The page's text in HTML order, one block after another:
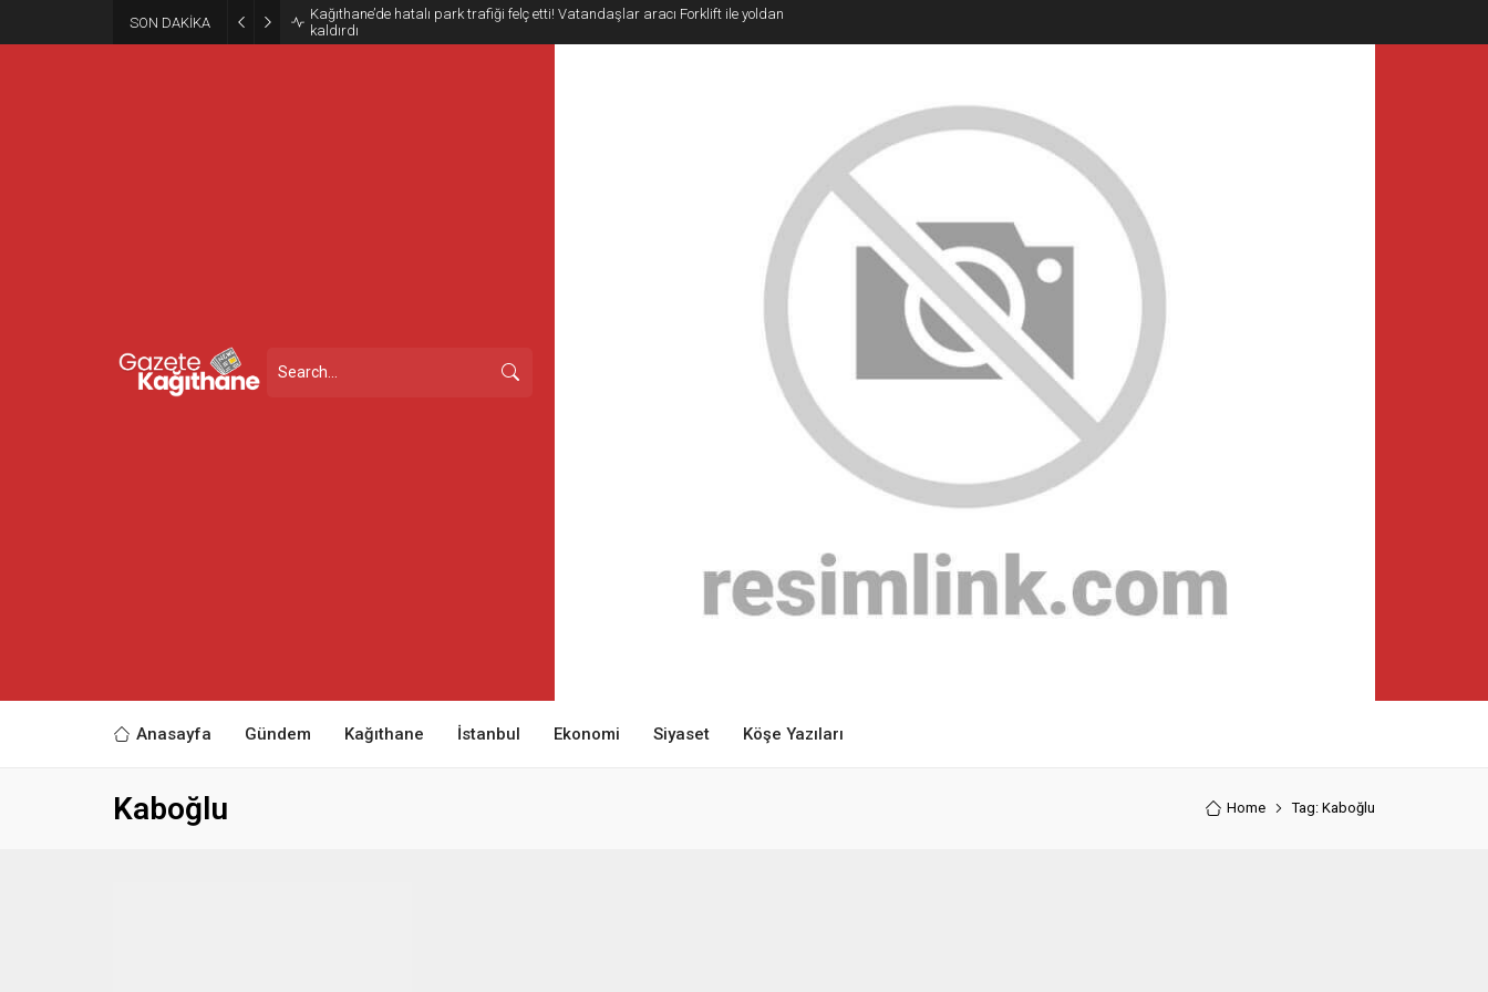
SON DAKİKA
Kağıthane’de hatalı park trafiği felç etti! Vatandaşlar aracı Forklift ile yoldan
kaldırdı
Anasayfa Gündem Kağıthane İstanbul Ekonomi Siyaset Köşe Yazıları
Kaboğlu Home Tag: Kaboğlu